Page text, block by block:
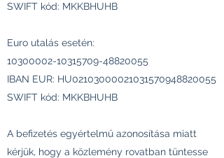
SWIFT kód: MKKBHUHB
Euro utalás esetén:
10300002-10315709-48820055
IBAN EUR: HU02103000021031570948820055
SWIFT kód: MKKBHUHB
A befizetés egyértelmű azonosítása miatt
kérjük, hogy a közlemény rovatban tüntesse